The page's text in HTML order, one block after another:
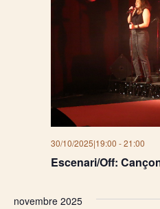
Escenari/Off:
30/10/2025|19:00 -21:00
novembre 2025